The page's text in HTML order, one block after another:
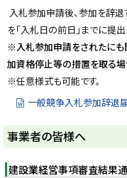
プ
に
戻
る
入札参加申請後、参加を辞
を「入札日の前日」までに提出
※入札参加申請をされたにも
加資格停止等の措置を取る場
※任意様式も可能です。
一般競争入札参加辞退
ト
ッ
プ
事業者の皆様へ
建設業経営事項審査結果